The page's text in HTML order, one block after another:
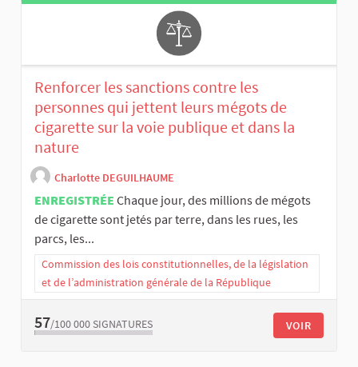
Renforcer les sanctions contre les
personnes qui jettent leurs mégots de
cigarette sur la voie publique et dans la
nature
Charlotte DEGUILHAUME
ENREGISTRÉE Chaque jour, des millions de mégots
de cigarette sont jetés par terre, dans les rues, les
parcs, les...
Commission des lois constitutionnelles, de la législation
et de l’administration générale de la République
57/100 000 SIGNATURES VOIR